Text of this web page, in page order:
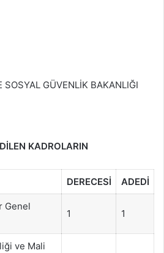
SOSYAL GÜVENLİK BAKANLIĞI
KADROLARIN
DERECESİ ADEDİ
Genel
1 1
ve Mali